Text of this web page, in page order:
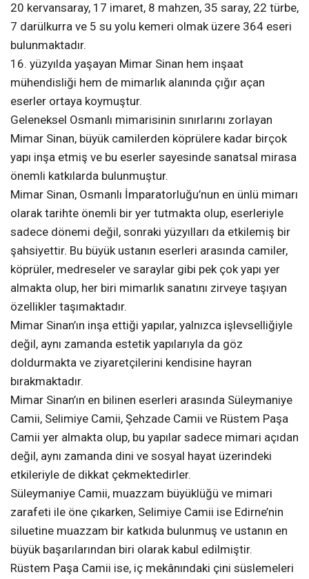
20 kervansaray, 17 imaret, 8 mahzen, 35 saray, 22 türbe,
7 darülkurra ve 5 su yolu kemeri olmak üzere 364 eseri
bulunmaktadır.
16. yüzyılda yaşayan Mimar Sinan hem inşaat
mühendisliği hem de mimarlık alanında çığır açan
eserler ortaya koymuştur.
Geleneksel Osmanlı mimarisinin sınırlarını zorlayan
Mimar Sinan, büyük camilerden köprülere kadar birçok
yapı inşa etmiş ve bu eserler sayesinde sanatsal mirasa
önemli katkılarda bulunmuştur.
Mimar Sinan, Osmanlı İmparatorluğu’nun en ünlü mimarı
olarak tarihte önemli bir yer tutmakta olup, eserleriyle
sadece dönemi değil, sonraki yüzyılları da etkilemiş bir
şahsiyettir. Bu büyük ustanın eserleri arasında camiler,
köprüler, medreseler ve saraylar gibi pek çok yapı yer
almakta olup, her biri mimarlık sanatını zirveye taşıyan
özellikler taşımaktadır.
Mimar Sinan’ın inşa ettiği yapılar, yalnızca işlevselliğiyle
değil, aynı zamanda estetik yapılarıyla da göz
doldurmakta ve ziyaretçilerini kendisine hayran
bırakmaktadır.
Mimar Sinan’ın en bilinen eserleri arasında Süleymaniye
Camii, Selimiye Camii, Şehzade Camii ve Rüstem Paşa
Camii yer almakta olup, bu yapılar sadece mimari açıdan
değil, aynı zamanda dini ve sosyal hayat üzerindeki
etkileriyle de dikkat çekmektedirler.
Süleymaniye Camii, muazzam büyüklüğü ve mimari
zarafeti ile öne çıkarken, Selimiye Camii ise Edirne’nin
siluetine muazzam bir katkıda bulunmuş ve ustanın en
büyük başarılarından biri olarak kabul edilmiştir.
Rüstem Paşa Camii ise, iç mekânındaki çini süslemeleri